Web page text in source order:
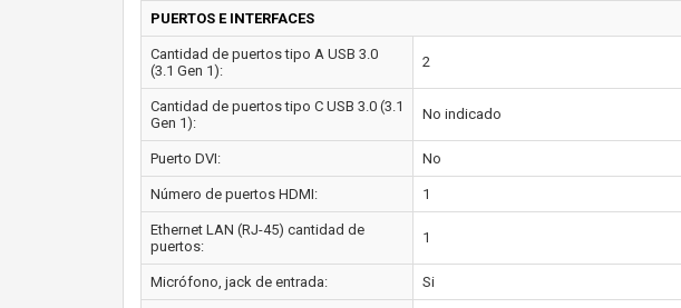
PUERTOS E INTERFACES
Cantidad de puertos tipo A USB 3.0
(3.1 Gen 1):
2
Cantidad de puertos tipo C USB 3.0 (3.1
Gen 1):
No indicado
Puerto DVI: No
Número de puertos HDMI: 1
Ethernet LAN (RJ-45) cantidad de
puertos:
1
Micrófono, jack de entrada: Si